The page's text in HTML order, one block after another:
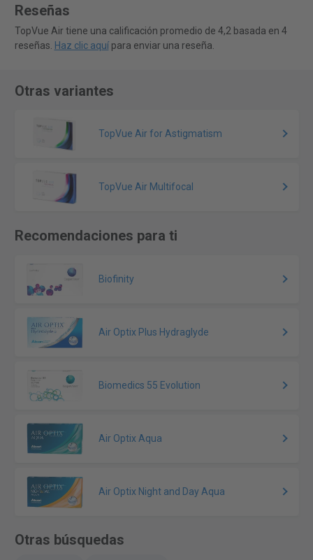
Reseñas
TopVue Air tiene una calificación promedio de 4,2 basada en 4
reseñas. Haz clic aquípara enviar una reseña.
Otras variantes
TopVue Air for Astigmatism
TopVue Air Multifocal
Recomendaciones para ti
Biofinity
Air Optix Plus Hydraglyde
Biomedics 55 Evolution
Air Optix Aqua
Air Optix Night and Day Aqua
Otras búsquedas